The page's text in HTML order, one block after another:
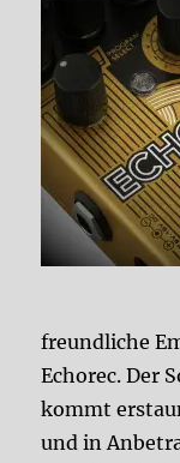
freundliche
Echorec.Der
kommt
und in